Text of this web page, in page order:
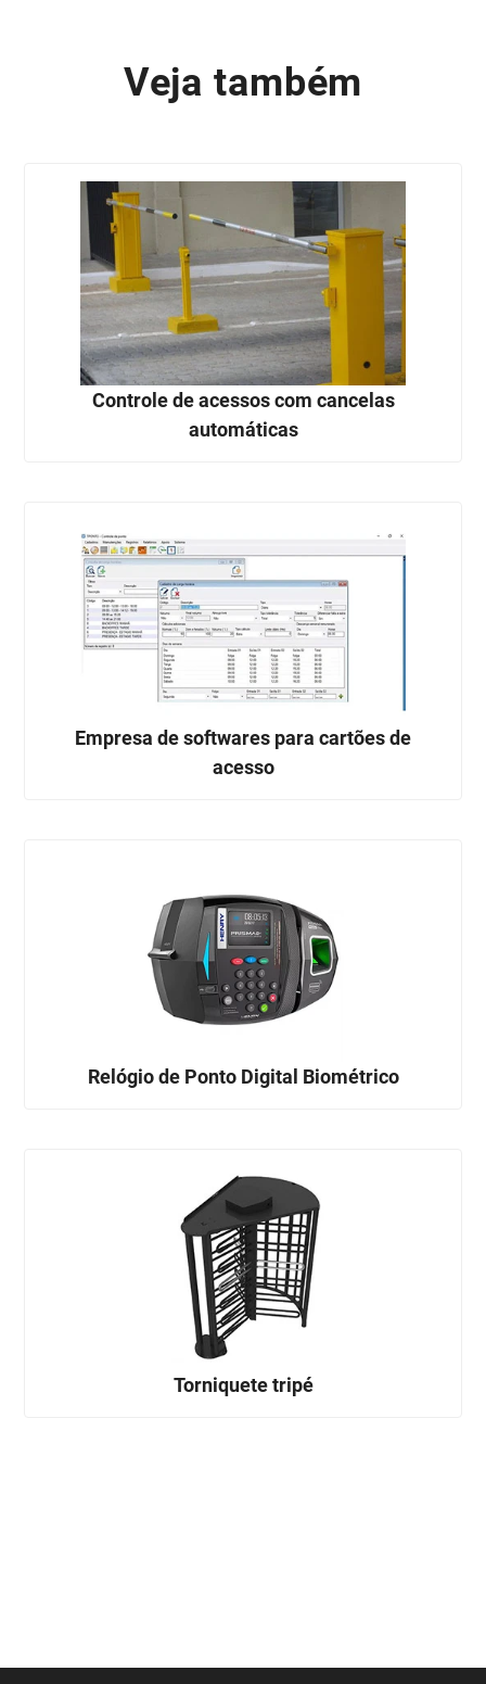
Veja também
Controle de acessos com cancelas
automáticas
Empresa de softwares para cartões de
acesso
Relógio de Ponto Digital Biométrico
Torniquete tripé